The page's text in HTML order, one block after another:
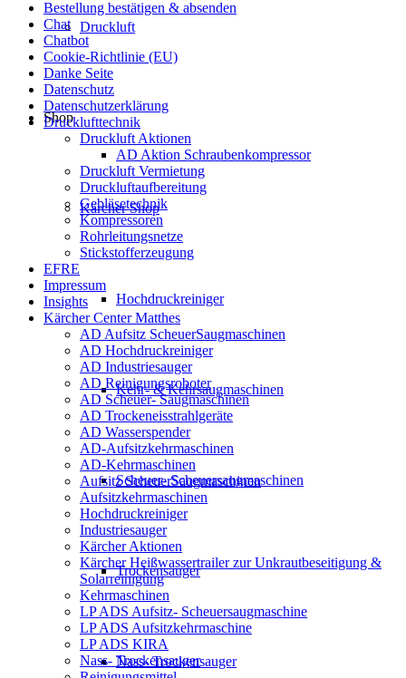
Druckluft
Shop
Kärcher Shop
Hochdruckreiniger
Kehr- & Kehrsaugmaschinen
Scheuer- Scheuersaugmaschinen
Trockensauger
Nass- Trockensauger
Bestellung bestätigen & absenden
Chat
Chatbot
Cookie-Richtlinie (EU)
Danke Seite
Datenschutz
Datenschutzerklärung
Drucklufttechnik
Druckluft Aktionen
AD Aktion Schraubenkompressor
Druckluft Vermietung
Druckluftaufbereitung
Gebläsetechnik
Kompressoren
Rohrleitungsnetze
Stickstofferzeugung
EFRE
Impressum
Insights
Kärcher Center Matthes
AD Aufsitz ScheuerSaugmaschinen
AD Hochdruckreiniger
AD Industriesauger
AD Reinigungsroboter
AD Scheuer- Saugmaschinen
AD Trockeneisstrahlgeräte
AD Wasserspender
AD-Aufsitzkehrmaschinen
AD-Kehrmaschinen
Aufsitz ScheuerSaugmaschinen
Aufsitzkehrmaschinen
Hochdruckreiniger
Industriesauger
Kärcher Aktionen
Kärcher Heißwassertrailer zur Unkrautbeseitigung &
Solarreinigung
Kehrmaschinen
LP ADS Aufsitz- Scheuersaugmaschine
LP ADS Aufsitzkehrmaschine
LP ADS KIRA
Nass- Trockensauger